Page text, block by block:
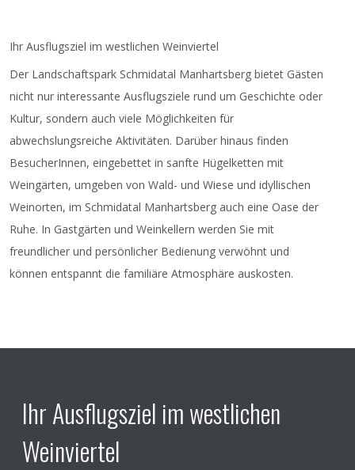
Niederösterreicher/innen, die sich beruflich
verändern wollen
BZW.über passende Weiterbildungsangebote
informieren möchten.
Die Bildungsberatung Niederösterreich bietet
persönliche, anbieterneutrale und
kostenfreie Beratung an, die auf Ihre individuelle
Lebenssituation abgestimmt ist.
Die Beratung ist ein Einzelgespräch mit der
Beraterin und dauert rund 45 Minuten.
Sie findet in einem vertraulichen Bereich des
Gemeindeamtes Maissau statt.
Bei Bedarf können auch zusätzliche
Webseite der Bildungsberatung
NÖ
www.bildungsberatung-noe.at
Beratungstermine und Weinviertel.
Ihr Ausflugsziel im westlichen Weinviertel
Der Landschaftspark Schmidatal Manhartsberg bietet Gästen
nicht nur interessante Ausflugsziele rund um Geschichte oder
Kultur, sondern auch viele Möglichkeiten für
abwechslungsreiche Aktivitäten. Darüber hinaus finden
BesucherInnen, eingebettet in sanfte Hügelketten mit
Weingärten, umgeben von Wald- und Wiese und idyllischen
Weinorten, im Schmidatal Manhartsberg auch eine Oase der
Ruhe. In Gastgärten und Weinkellern werden Sie mit
freundlicher und persönlicher Bedienung verwöhnt und
können entspannt die familiäre Atmosphäre auskosten.
Ihr Ausflugsziel im westlichen
Weinviertel